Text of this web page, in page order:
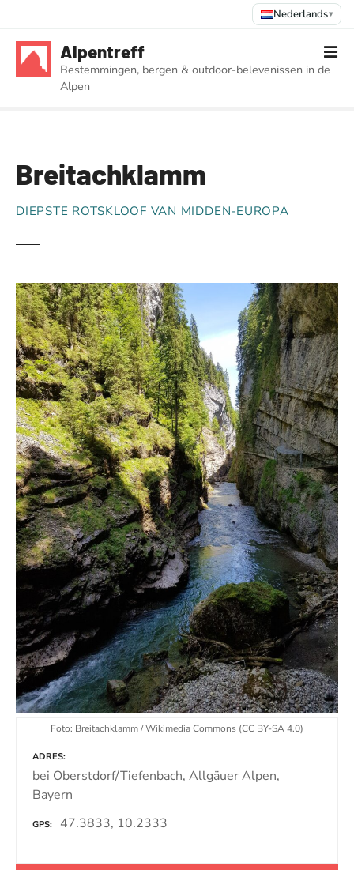
Nederlands▾
Alpentreff
Bestemmingen, bergen & outdoor-belevenissen in de
Alpen
Breitachklamm
DIEPSTE ROTSKLOOF VAN MIDDEN-EUROPA
Foto: Breitachklamm / Wikimedia Commons (CC BY-SA 4.0)
ADRES
bei Oberstdorf/Tiefenbach, Allgäuer Alpen,
Bayern
GPS 47.3833, 10.2333